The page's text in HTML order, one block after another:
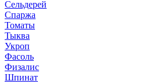
Сельдерей
Спаржа
Томаты
Тыква
Укроп
Фасоль
Физалис
Шпинат